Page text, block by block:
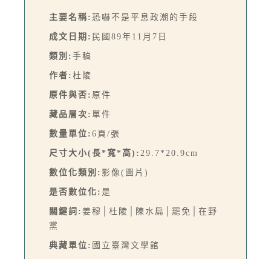
主要名稱: 恐嚇不是平息政潮的手段
成文日期: 民國89年11月7日
類別: 手稿
作者: 杜陵
原件與否: 原件
藏品層次: 單件
數量單位: 6頁/張
尺寸大小(長*寬*高): 29.7*20.9cm
數位化類別: 影像(圖片)
是否數位化: 是
關鍵詞: 姜穆│杜陵│陳水扁│罷免│在野
黨
典藏單位: 國立臺灣文學館